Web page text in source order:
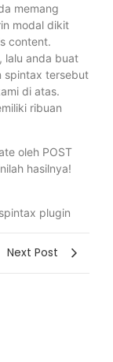
memang
modal dikit
content.
lalu anda buat
spintax tersebut
di atas.
ribuan
oleh POST
hasilnya!
Next Post